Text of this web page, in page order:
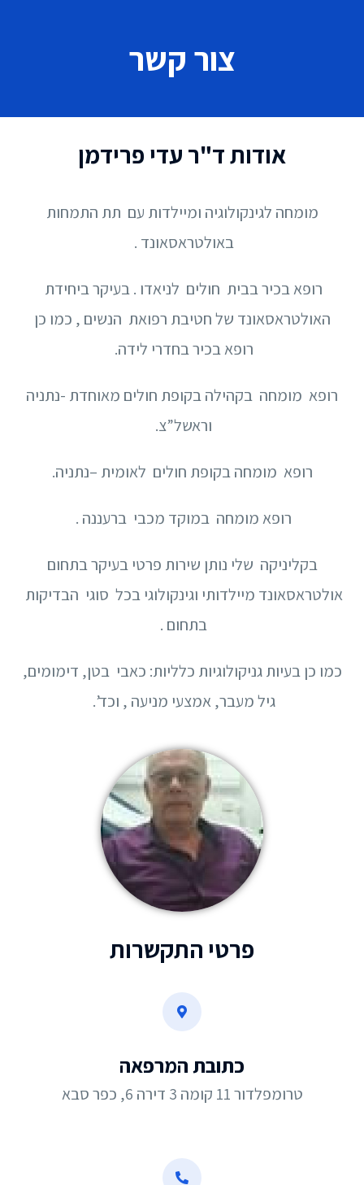
צור קשר
אודות ד"ר עדי פרידמן
מומחה לגינקולוגיה ומיילדות עם תת התמחות
באולטראסאונד .
רופא בכיר בבית חולים לניאדו . בעיקר ביחידת
האולטראסאונד של חטיבת רפואת הנשים , כמו כן
רופא בכיר בחדרי לידה.
רופא מומחה בקהילה בקופת חולים מאוחדת -נתניה
וראשל”צ.
רופא מומחה בקופת חולים לאומית –נתניה.
רופא מומחה במוקד מכבי ברעננה .
בקליניקה שלי נותן שירות פרטי בעיקר בתחום
אולטראסאונד מיילדותי וגינקולוגי בכל סוגי הבדיקות
בתחום .
כמו כן בעיות גניקולוגיות כלליות: כאבי בטן, דימומים,
גיל מעבר, אמצעי מניעה , וכד’.
פרטי התקשרות
כתובת המרפאה
טרומפלדור 11 קומה 3 דירה 6, כפר סבא​